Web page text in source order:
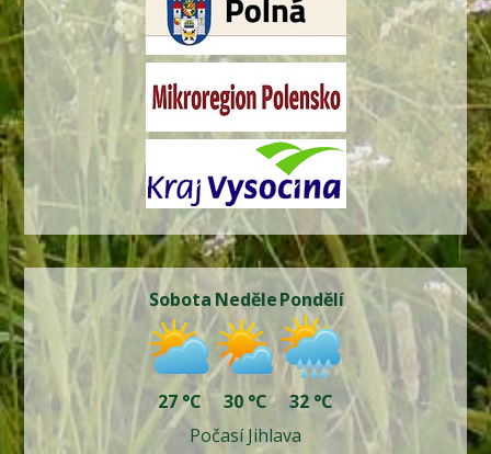
Sobota
27 °C
Neděle
30 °C
Pondělí
32 °C
Počasí Jihlava